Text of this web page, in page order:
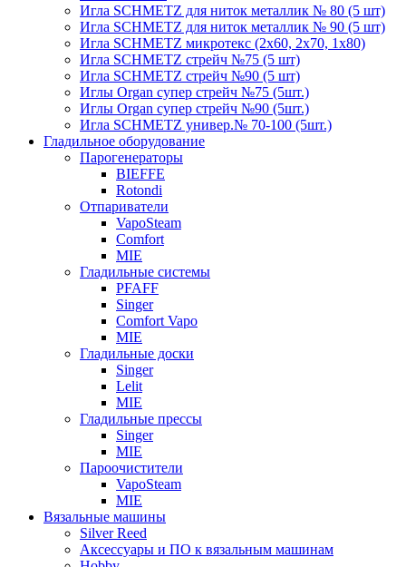
Игла SCHMETZ для ниток металлик № 80 (5 шт)
Игла SCHMETZ для ниток металлик № 90 (5 шт)
Игла SCHMETZ микротекс (2х60, 2х70, 1х80)
Игла SCHMETZ стрейч №75 (5 шт)
Игла SCHMETZ стрейч №90 (5 шт)
Иглы Organ супер стрейч №75 (5шт.)
Иглы Organ супер стрейч №90 (5шт.)
Игла SCHMETZ универ.№ 70-100 (5шт.)
Гладильное оборудование
Парогенераторы
BIEFFE
Rotondi
Отпариватели
VapoSteam
Comfort
MIE
Гладильные системы
PFAFF
Singer
Comfort Vapo
MIE
Гладильные доски
Singer
Lelit
MIE
Гладильные прессы
Singer
MIE
Пароочистители
VapoSteam
MIE
Вязальные машины
Silver Reed
Аксессуары и ПО к вязальным машинам